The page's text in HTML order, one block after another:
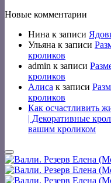
Новые комментарии
Нина к записи
Ульяна к записи
кроликов
admin к записи
кроликов
Алиса к записи
кроликов
Как осчастливить
| Декоративные
вашим кроликом